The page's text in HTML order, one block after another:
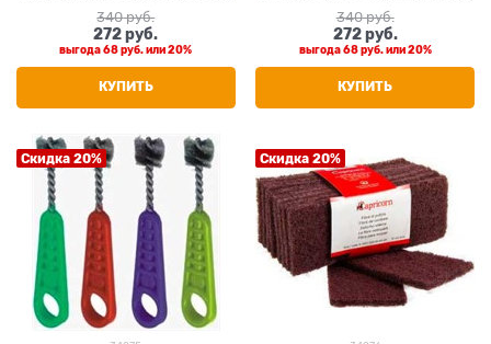
340 руб.
272 руб.
выгода68 руб.или20%
КУПИТЬ
340 руб.
272 руб.
выгода68 руб.или20%
КУПИТЬ
Скидка 20% Скидка 20%